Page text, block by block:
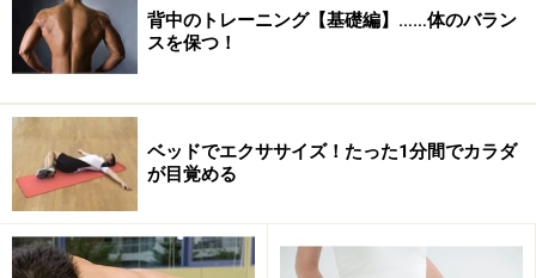
1/ 3 次のページへ
背中のトレーニング【基礎編】……体のバラン
スを保つ！
ベッドでエクササイズ！たった1分間でカラダ
が目覚める